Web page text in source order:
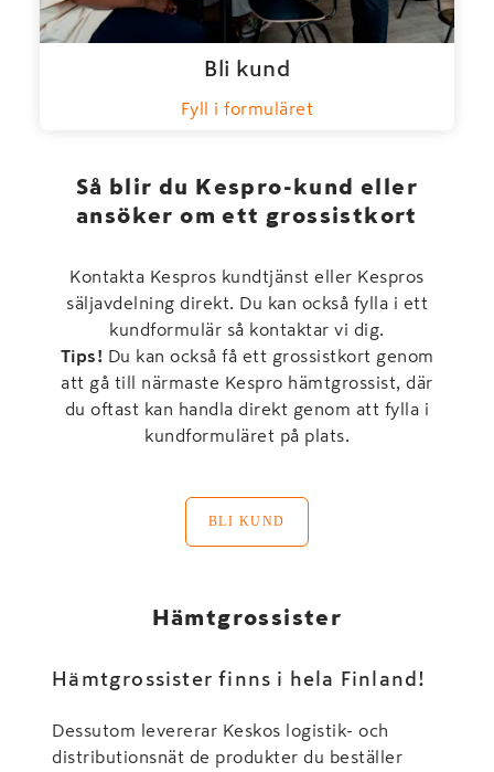
Bli kund
Fyll i formuläret
Så blir du Kespro-kund eller
ansöker om ett grossistkort
Kontakta Kespros kundtjänst eller Kespros
säljavdelning direkt. Du kan också fylla i ett
kundformulär så kontaktar vi dig.
Tips! Du kan också få ett grossistkort genom
att gå till närmaste Kespro hämtgrossist, där
du oftast kan handla direkt genom att fylla i
kundformuläret på plats.
BLI KUND
Hämtgrossister
Hämtgrossister finns i hela Finland!
Dessutom levererar Keskos logistik- och
distributionsnät de produkter du beställer